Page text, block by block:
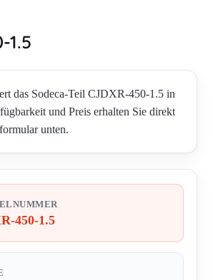
1.5
das Sodeca-Teil CJDXR-450-1.5 in
und Preis erhalten Sie direkt
unten.
450-1.5